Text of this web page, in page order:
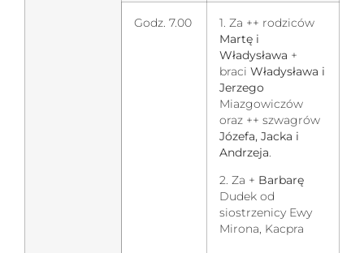
Godz. 7.00
1. Za ++ rodziców
Martę i
Władysława +
braci Władysława i
Jerzego
Miazgowiczów
oraz ++ szwagrów
Józefa, Jacka i
Andrzeja
2. Za + Barbarę
Dudek od
siostrzenicy Ewy
Mirona, Kacpra